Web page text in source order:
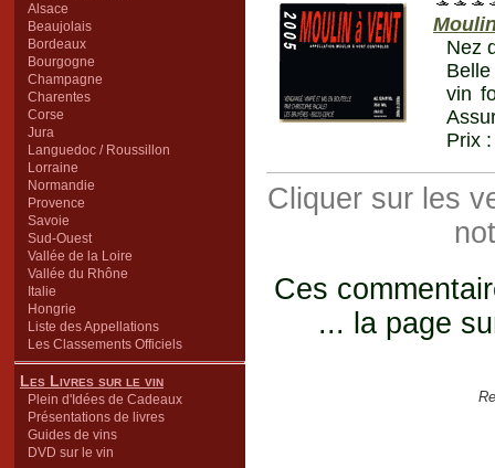
Alsace
Beaujolais
Bordeaux
Bourgogne
Champagne
Charentes
Corse
Jura
Languedoc / Roussillon
Lorraine
Normandie
Provence
Savoie
Sud-Ouest
Vallée de la Loire
Vallée du Rhône
Italie
Hongrie
Liste des Appellations
Les Classements Officiels
Les Livres sur le vin
Plein d'Idées de Cadeaux
Présentations de livres
Guides de vins
DVD sur le vin
Nez
vin
Prix
Cliquer sur les
Ces
... la page